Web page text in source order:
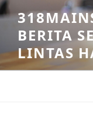
Skip
to
contentBERITA
LINTAS